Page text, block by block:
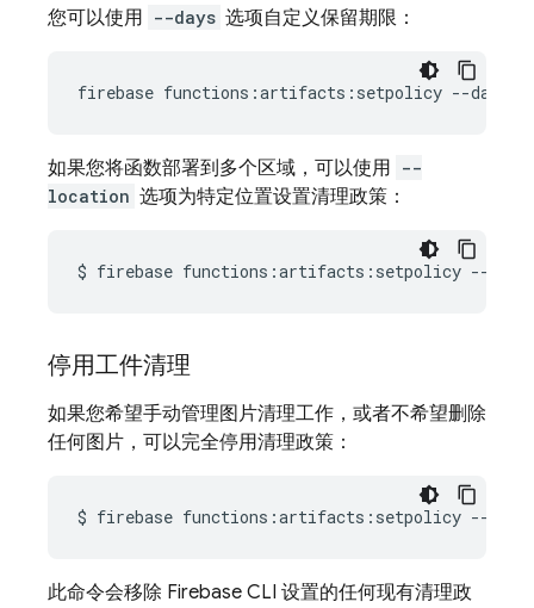
您可以使用 --days 选项自定义保留期限：
firebase functions:artifacts:setpolicy --days
如果您将函数部署到多个区域，可以使用 --
location 选项为特定位置设置清理政策：
$ firebase functions:artifacts:setpolicy --
停用工件清理
如果您希望手动管理图片清理工作，或者不希望删除
任何图片，可以完全停用清理政策：
$ firebase functions:artifacts:setpolicy
此命令会移除 Firebase CLI 设置的任何现有清理政